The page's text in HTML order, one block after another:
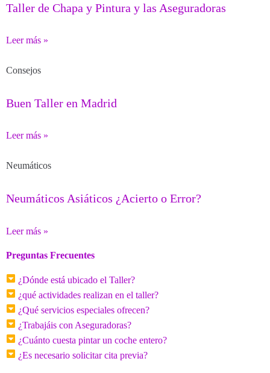
Taller de Chapa y Pintura y las Aseguradoras
Leer más »
Consejos
Buen Taller en Madrid
Leer más »
Neumáticos
Neumáticos Asiáticos ¿Acierto o Error?
Leer más »
Preguntas Frecuentes
¿Dónde está ubicado el Taller?
¿qué actividades realizan en el taller?
¿Qué servicios especiales ofrecen?
¿Trabajáis con Aseguradoras?
¿Cuánto cuesta pintar un coche entero?
¿Es necesario solicitar cita previa?